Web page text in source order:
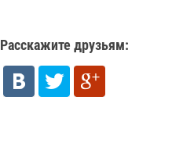
Расскажите друзьям: